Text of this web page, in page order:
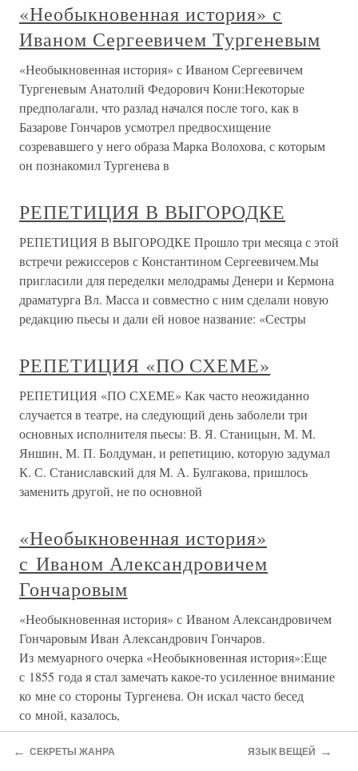
«Необыкновенная история» с
Иваном Сергеевичем Тургеневым
«Необыкновенная история» с Иваном Сергеевичем
Тургеневым Анатолий Федорович Кони:Некоторые
предполагали, что разлад начался после того, как в
Базарове Гончаров усмотрел предвосхищение
созревавшего у него образа Марка Волохова, с которым
он познакомил Тургенева в
РЕПЕТИЦИЯ В ВЫГОРОДКЕ
РЕПЕТИЦИЯ В ВЫГОРОДКЕ Прошло три месяца с этой
встречи режиссеров с Константином Сергеевичем.Мы
пригласили для переделки мелодрамы Денери и Кермона
драматурга Вл. Масса и совместно с ним сделали новую
редакцию пьесы и дали ей новое название: «Сестры
РЕПЕТИЦИЯ «ПО СХЕМЕ»
РЕПЕТИЦИЯ «ПО СХЕМЕ» Как часто неожиданно
случается в театре, на следующий день заболели три
основных исполнителя пьесы: В. Я. Станицын, М. М.
Яншин, М. П. Болдуман, и репетицию, которую задумал
К. С. Станиславский для М. А. Булгакова, пришлось
заменить другой, не по основной
«Необыкновенная история»
с Иваном Александровичем
Гончаровым
«Необыкновенная история» с Иваном Александровичем
Гончаровым Иван Александрович Гончаров.
Из мемуарного очерка «Необыкновенная история»:Еще
с 1855 года я стал замечать какое-то усиленное внимание
ко мне со стороны Тургенева. Он искал часто бесед
со мной, казалось,
«Необыкновенная история»
← СЕКРЕТЫ ЖАНРА ЯЗЫК ВЕЩЕЙ →